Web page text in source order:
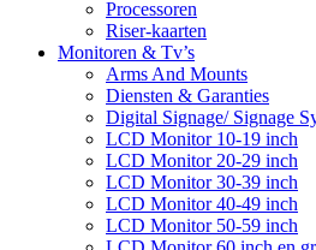
Processoren
Riser-kaarten
Monitoren & Tv’s
Arms And Mounts
Diensten & Garanties
Digital Signage/ Signage
LCD Monitor 10-19 inch
LCD Monitor 20-29 inch
LCD Monitor 30-39 inch
LCD Monitor 40-49 inch
LCD Monitor 50-59 inch